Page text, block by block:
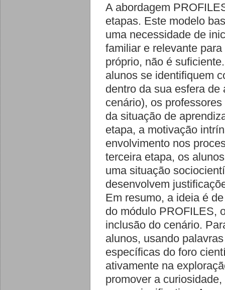
A abordagem
etapas. Este modelo
uma necessidade de
familiar e relevante
próprio, não é
alunos se identifiquem
dentro da sua esfera
cenário), os
da situação de
etapa, a motivação
envolvimento nos
terceira etapa, os
uma situação
desenvolvem
Em resumo, a ideia é
do módulo PROFILES,
inclusão do cenário.
alunos, usando
específicas do foro
ativamente na
promover a